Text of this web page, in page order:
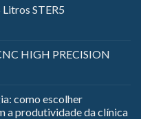
STER5
HIGH PRECISION
como escolher
a produtividade da clínica